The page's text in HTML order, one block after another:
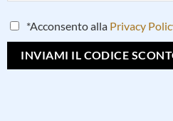
*Acconsento alla Privacy